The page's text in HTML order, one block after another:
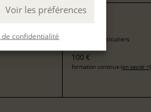
Voir les préférences
confidentialité pour les particuliers
100 €
formation continue (en savoir +)